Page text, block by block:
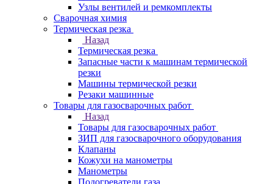
Узлы вентилей и ремкомплекты
Сварочная химия
Термическая резка
Назад
Термическая резка
Запасные части к машинам термической
резки
Машины термической резки
Резаки машинные
Товары для газосварочных работ
Назад
Товары для газосварочных работ
ЗИП для газосварочного оборудования
Клапаны
Кожухи на манометры
Манометры
Подогреватели газа